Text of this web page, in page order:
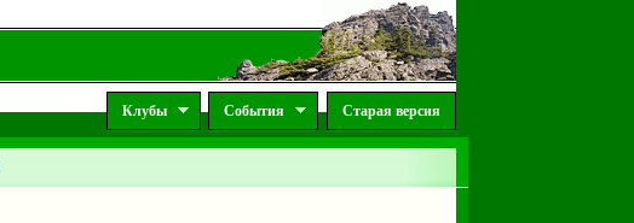
Клубы События Старая версия